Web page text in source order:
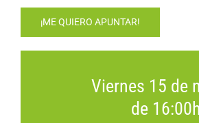
¡ME QUIERO APUNTAR!
Viernes 15 de
de